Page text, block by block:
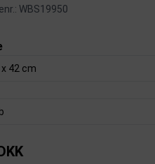
WBS19950
42 cm